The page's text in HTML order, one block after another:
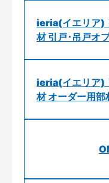
ieria(イエリア)
材 引戸･吊戸オ
ieria(イエリア)
材 オーダー用部